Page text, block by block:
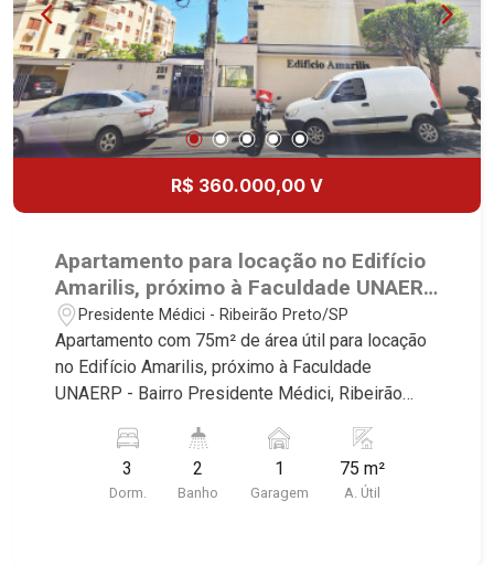
R$ 360.000,00 V
Apartamento para locação no Edifício
Amarilis, próximo à Faculdade UNAERP
- Ribeirão Preto/SP.
Presidente Médici - Ribeirão Preto/SP
Apartamento com 75m² de área útil para locação
no Edifício Amarilis, próximo à Faculdade
UNAERP - Bairro Presidente Médici, Ribeirão
imóvel que a Martinelli Imobiliária selecionou
para você: - 75m² de área útil - 3 dormitórios com
armários - Banheiro social - Sala 2 ambientes -
3
Dorm.
2
Banho
1
Garagem
75 m²
A. Útil